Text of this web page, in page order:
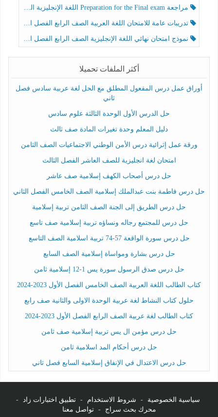
مراجعة Preparation for the Final exam اللغة الإنجليزية الصف الرابع الفصل الثالث
تدريبات عامة للامتحان اللغة العربية الصف الرابع الفصل الثالث
نموذج امتحان نهائي اللغة الإنجليزية الصف الرابع الفصل الثالث
أكثر الملفات تحميلا
أوراق عمل درس المفعول المطلق مع الحل لغة عربية سادس فصل
ثاني
حل الدرس الأول الوحدة الثالثة علوم سادس
دليل المعلم وحدة تغيرات المادة صف ثالث
ورقة عمل إثرائية درس الأمن الوطني الاجتماعيات الصف الثامن
امتحان لغة انجليزية للصف العاشر الفصل الثالث
حل درس أصحاب الكهف إسلامية صف عاشر
حل درس فاطمة بنت عبدالملك إسلامية الصف الخامس الفصل الثاني
حل درس الطريق إلى الجنة الصف الثامن تربية إسلامية
حل درس للمجتمع رجاله ونساؤه تربية إسلامية صف تاسع
حل درس سورة الواقعة 57-74 تربية اسلامية الصف التاسع
حل درس بشارة ومواساة إسلامية الصف السابع
حل درس صدق الرسول سورة يس 1-12 إسلامية ثامن
كتاب الطالب اللغة العربية الصف الخامس الفصل الأول 2023-2024
حلول كتاب النشاط لغة عربية الوحدة الاولى والثانية صف رابع
كتاب الطالب لغة عربية الصف الرابع الفصل الأول 2023-2024
حل درس مؤمن ال يس تربية إسلامية صف ثامن
حل درس أحكام المد اسلامية ثامن
حل درس الاعتدال في الإنفاق إسلامية السابع فصل ثاني
سياسية الخصوصية - شروط الاستخدام - تطبيق اختبارات زاد
-
محرك بحث سراج
- تواصل معنا